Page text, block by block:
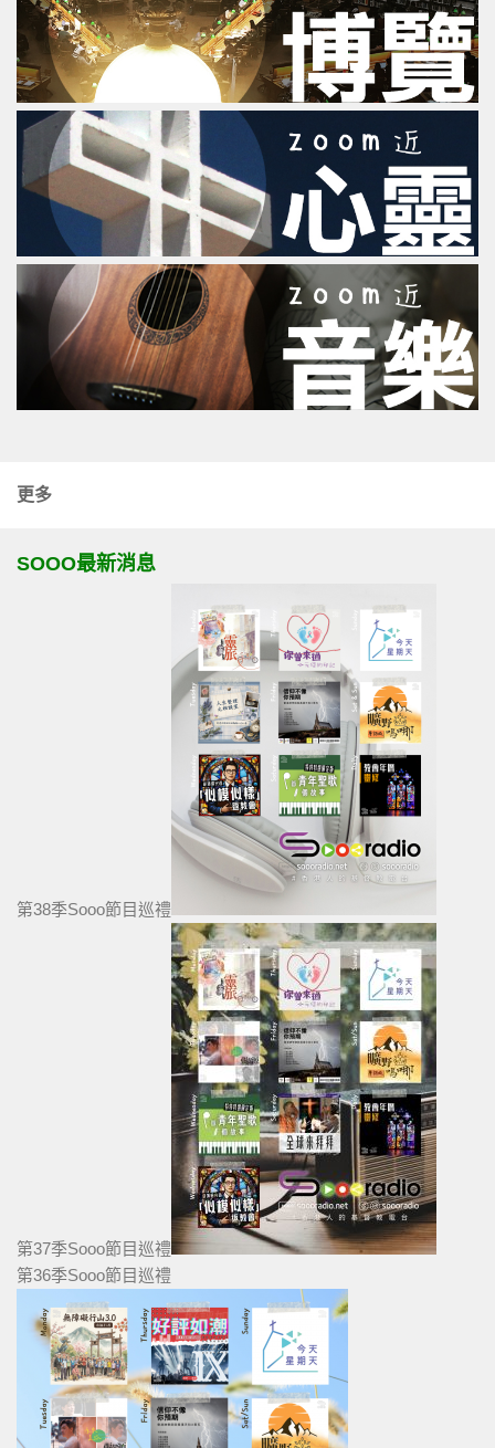
更多
SOOO最新消息
第38季Sooo節目巡禮
第37季Sooo節目巡禮
第36季Sooo節目巡禮